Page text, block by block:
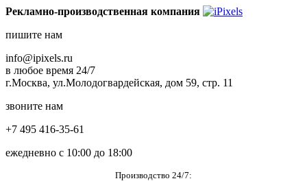
Рекламно-производственная компания
пишите нам
info@ipixels.ru
в любое время 24/7
г.Москва, ул.Молодогвардейская, дом 59, стр. 11
звоните нам
+7 495 416-35-61
ежедневно с 10:00 до 18:00
Производство 24/7: